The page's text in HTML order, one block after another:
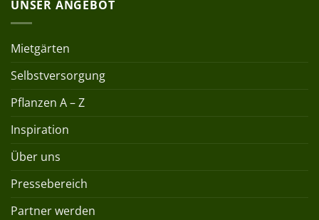
UNSER ANGEBOT
Mietgärten
Selbstversorgung
Pflanzen A – Z
Inspiration
Über uns
Pressebereich
Partner werden